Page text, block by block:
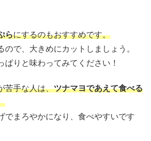
らにするのもおすすめです。
ので、大きめにカットしましょう。
ぱりと味わってみてください！
苦手な人は、ツナマヨであえて食べる
でまろやかになり、食べやすいです